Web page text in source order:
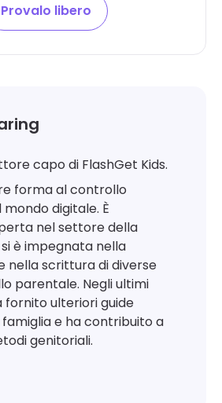
Provalo libero
capo di FlashGet Kids.
forma al controllo
digitale. È
nel settore della
è impegnata nella
nella scrittura di diverse
parentale. Negli ultimi
fornito ulteriori guide
e ha contribuito a
genitoriali.